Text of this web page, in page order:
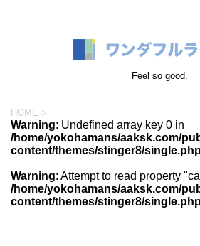
Feel so good.
HOME >
Warning: Undefined array key 0 in
/home/yokohamans/aaksk.com/
content/themes/stinger8/
Warning: Attempt to read property
/home/yokohamans/aaksk.com/
content/themes/stinger8/